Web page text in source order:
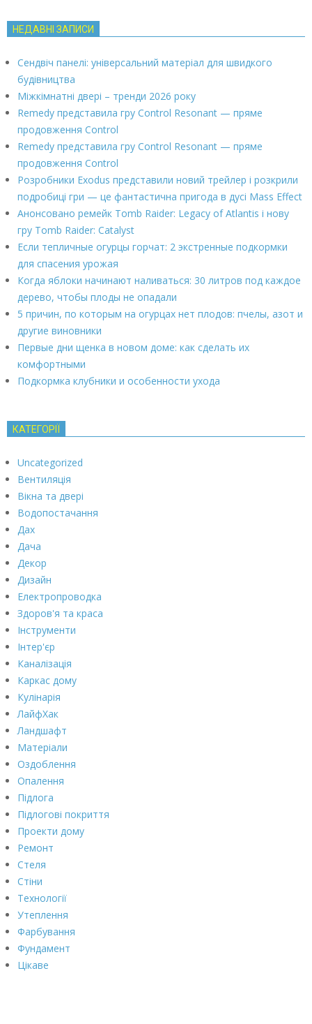
НЕДАВНІ ЗАПИСИ
Сендвіч панелі: універсальний матеріал для швидкого
будівництва
Міжкімнатні двері – тренди 2026 року
Remedy представила гру Control Resonant — пряме
продовження Control
Remedy представила гру Control Resonant — пряме
продовження Control
Розробники Exodus представили новий трейлер і розкрили
подробиці гри — це фантастична пригода в дусі Mass Effect
Анонсовано ремейк Tomb Raider: Legacy of Atlantis і нову
гру Tomb Raider: Catalyst
Если тепличные огурцы горчат: 2 экстренные подкормки
для спасения урожая
Когда яблоки начинают наливаться: 30 литров под каждое
дерево, чтобы плоды не опадали
5 причин, по которым на огурцах нет плодов: пчелы, азот и
другие виновники
Первые дни щенка в новом доме: как сделать их
комфортными
Подкормка клубники и особенности ухода
КАТЕГОРІЇ
Uncategorized
Вентиляція
Вікна та двері
Водопостачання
Дах
Дача
Декор
Дизайн
Електропроводка
Здоров'я та краса
Інструменти
Інтер'єр
Каналізація
Каркас дому
Кулінарія
ЛайфХак
Ландшафт
Матеріали
Оздоблення
Опалення
Підлога
Підлогові покриття
Проекти дому
Ремонт
Стеля
Стіни
Технології
Утеплення
Фарбування
Фундамент
Цікаве